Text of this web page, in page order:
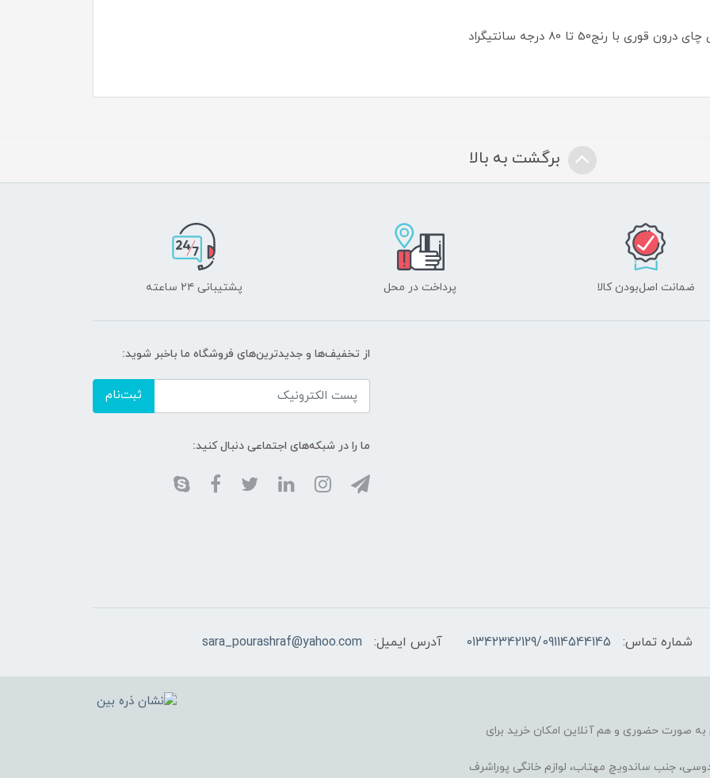
تا 80 درجه سانتیگراد
برگشت به بالا
ضمانت اصل‌بودن کالا پرداخت در محل پشتیبانی ۲۴ ساعته
از تخفیف‌ها و جدیدترین‌های فروشگاه ما باخبر شوید:
ثبت‌نام
ما را در شبکه‌های اجتماعی دنبال کنید:
شماره تماس: 01342342129/09114544145 آدرس ایمیل: sara_pourashraf@yahoo.com
کرده، هم به صورت حضوری و هم آنلاین امکان خرید برای
جنب ساندویچ مهتاب، لوازم خانگی پوراشرف